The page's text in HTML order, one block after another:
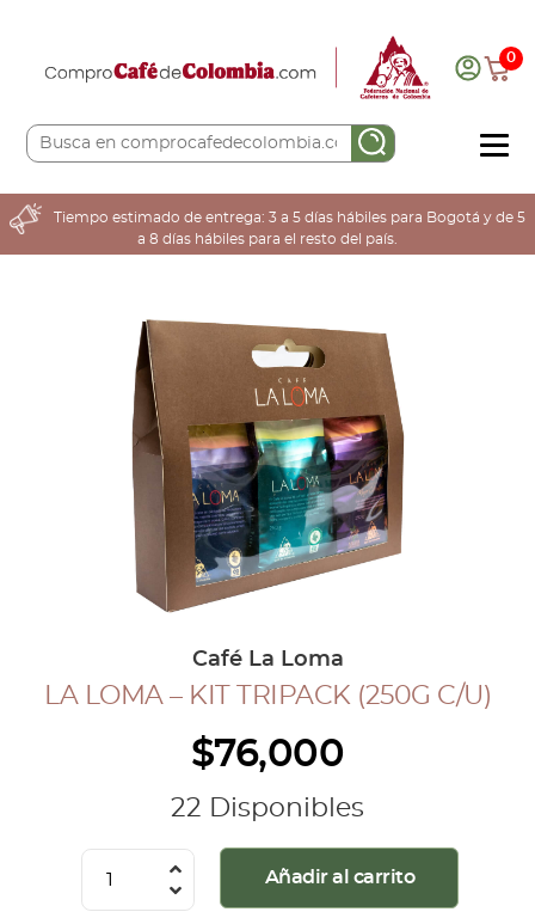
0
COMPRA AQUÍ
COLOMBIA CAFETERA
COLECCIÓN CAFETERA
INGRESAR
Cerrar Sesión
Tiempo estimado de entrega: 3 a 5 días hábiles para Bogotá y de 5
a 8 días hábiles para el resto del país.
Café La Loma
LA LOMA – KIT TRIPACK (250G C/U)
$76,000
22 Disponibles
Añadir al carrito